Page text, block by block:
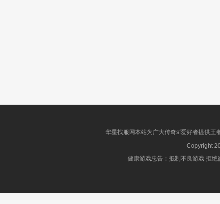
华星找服网本站为广大传奇sf爱好者提供王
Copyright
健康游戏忠告：抵制不良游戏 拒